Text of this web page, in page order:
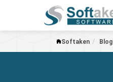
Softaken Blog